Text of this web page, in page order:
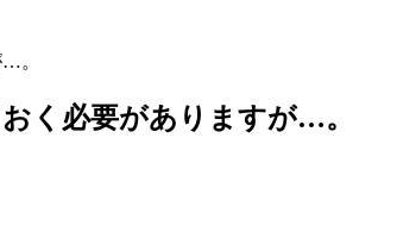
。
く必要がありますが…。